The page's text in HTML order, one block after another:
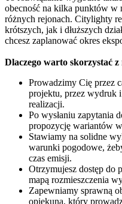
obecność na kilka punktów w
różnych rejonach. Citylighty
krótszych, jak i dłuższych
chcesz zaplanować okres
Dlaczego warto skorzystać z
Prowadzimy Cię przez
projektu, przez wydruk
realizacji.
Po wysłaniu zapytania
propozycję wariantów
Stawiamy na solidne
warunki pogodowe,
czas emisji.
Otrzymujesz dostęp do
mapą rozmieszczenia
Zapewniamy sprawną
opiekuna, który